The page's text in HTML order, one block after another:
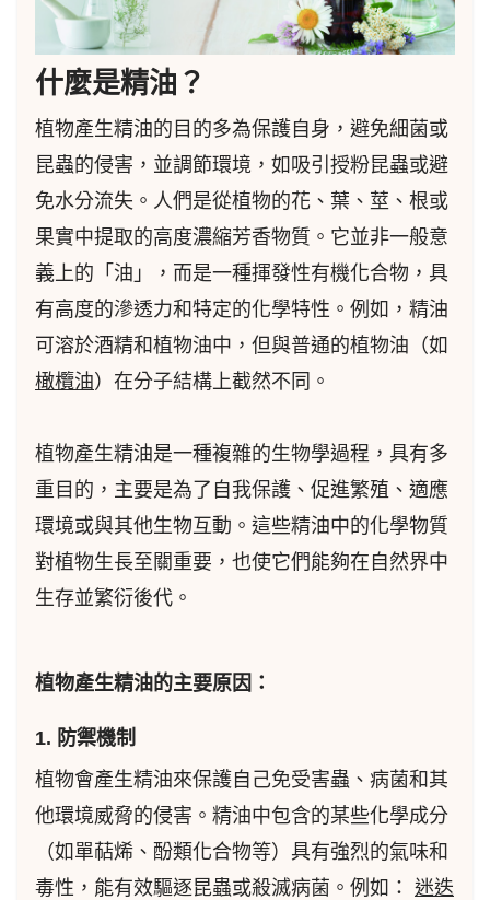
什麼是精油？
植物產生精油的目的多為保護自身，避免細菌或
昆蟲的侵害，並調節環境，如吸引授粉昆蟲或避
免水分流失。人們是從植物的花、葉、莖、根或
果實中提取的高度濃縮芳香物質。它並非一般意
義上的「油」，而是一種揮發性有機化合物，具
有高度的滲透力和特定的化學特性。例如，精油
可溶於酒精和植物油中，但與普通的植物油（如
橄欖油）在分子結構上截然不同。
植物產生精油是一種複雜的生物學過程，具有多
重目的，主要是為了自我保護、促進繁殖、適應
環境或與其他生物互動。這些精油中的化學物質
對植物生長至關重要，也使它們能夠在自然界中
生存並繁衍後代。
植物產生精油的主要原因：
1. 防禦機制
植物會產生精油來保護自己免受害蟲、病菌和其
他環境威脅的侵害。精油中包含的某些化學成分
（如單萜烯、酚類化合物等）具有強烈的氣味和
毒性，能有效驅逐昆蟲或殺滅病菌。例如： 迷迭